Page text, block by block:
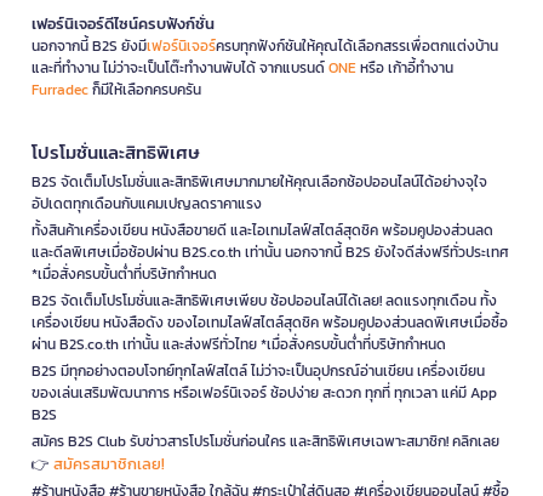
เฟอร์นิเจอร์ดีไซน์ครบฟังก์ชั่น
นอกจากนี้ B2S ยังมีเฟอร์นิเจอร์ครบทุกฟังก์ชันให้คุณได้เลือกสรรเพื่อตกแต่งบ้าน
และที่ทำงาน ไม่ว่าจะเป็นโต๊ะทำงานพับได้ จากแบรนด์ONEหรือ เก้าอี้ทำงาน
Furradecก็มีให้เลือกครบครัน
โปรโมชั่นและสิทธิพิเศษ
B2S จัดเต็มโปรโมชั่นและสิทธิพิเศษมากมายให้คุณเลือกช้อปออนไลน์ได้อย่างจุใจ
อัปเดตทุกเดือนกับแคมเปญลดราคาแรง
ทั้งสินค้าเครื่องเขียน หนังสือขายดี และไอเทมไลฟ์สไตล์สุดชิค พร้อมคูปองส่วนลด
และดีลพิเศษเมื่อช้อปผ่าน B2S.co.th เท่านั้น นอกจากนี้ B2S ยังใจดีส่งฟรีทั่วประเทศ
*เมื่อสั่งครบขั้นต่ำที่บริษัทกำหนด
B2S จัดเต็มโปรโมชั่นและสิทธิพิเศษเพียบ ช้อปออนไลน์ได้เลย! ลดแรงทุกเดือน ทั้ง
เครื่องเขียน หนังสือดัง ของไอเทมไลฟ์สไตล์สุดชิค พร้อมคูปองส่วนลดพิเศษเมื่อซื้อ
ผ่าน B2S.co.th เท่านั้น และส่งฟรีทั่วไทย *เมื่อสั่งครบขั้นต่ำที่บริษัทกำหนด
B2S มีทุกอย่างตอบโจทย์ทุกไลฟ์สไตล์ ไม่ว่าจะเป็นอุปกรณ์อ่านเขียน เครื่องเขียน
ของเล่นเสริมพัฒนาการ หรือเฟอร์นิเจอร์ ช้อปง่าย สะดวก ทุกที่ ทุกเวลา แค่มี App
B2S
สมัคร B2S Club รับข่าวสารโปรโมชั่นก่อนใคร และสิทธิพิเศษเฉพาะสมาชิก! คลิกเลย
👉 สมัครสมาชิกเลย!
#ร้านหนังสือ #ร้านขายหนังสือ ใกล้ฉัน #กระเป๋าใส่ดินสอ #เครื่องเขียนออนไลน์ #ซื้อ